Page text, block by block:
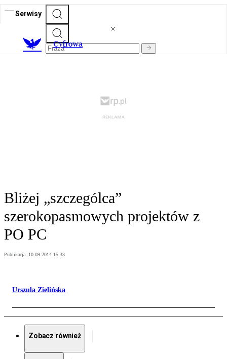
Serwisy
Cyfrowa
Bliżej „szczególca”
szerokopasmowych projektów z
PO PC
Publikacja: 10.09.2014 15:33
Urszula Zielińska
Zobacz również